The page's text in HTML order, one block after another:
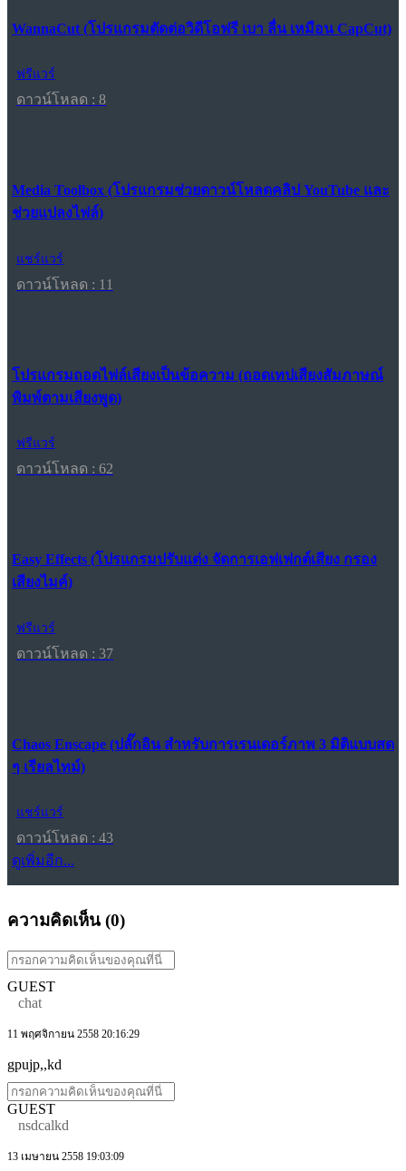
WannaCut (โปรแกรมตัดต่อวิดีโอฟรี เบา ลื่น เหมือน CapCut)
ฟรีแวร์
ดาวน์โหลด : 8
Media Toolbox (โปรแกรมช่วยดาวน์โหลดคลิป YouTube และ
ช่วยแปลงไฟล์)
แชร์แวร์
ดาวน์โหลด : 11
โปรแกรมถอดไฟล์เสียงเป็นข้อความ (ถอดเทปเสียงสัมภาษณ์
พิมพ์ตามเสียงพูด)
ฟรีแวร์
ดาวน์โหลด : 62
Easy Effects (โปรแกรมปรับแต่ง จัดการเอฟเฟกต์เสียง กรอง
เสียงไมค์)
ฟรีแวร์
ดาวน์โหลด : 37
Chaos Enscape (ปลั๊กอิน สำหรับการเรนเดอร์ภาพ 3 มิติแบบสด
ๆ เรียลไทม์)
แชร์แวร์
ดาวน์โหลด : 43
ดูเพิ่มอีก...
ความคิดเห็น (0)
GUEST
chat
11 พฤศจิกายน 2558 20:16:29
gpujp,,kd
GUEST
nsdcalkd
13 เมษายน 2558 19:03:09